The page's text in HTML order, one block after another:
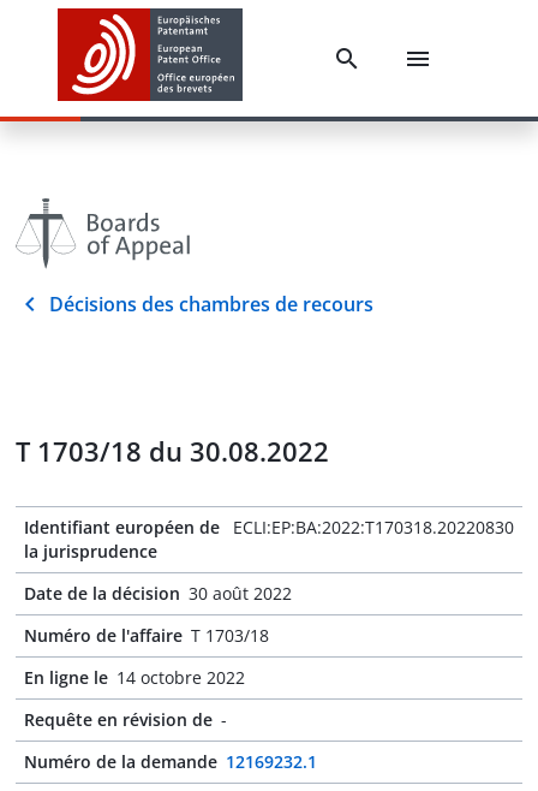
Décisions des chambres de recours
T 1703/18 du 30.08.2022
Identifiant européen de
la jurisprudence
ECLI:EP:BA:2022:T170318.20220830
Date de la décision 30 août 2022
Numéro de l'affaire T 1703/18
En ligne le 14 octobre 2022
Requête en révision de -
Numéro de la demande 12169232.1